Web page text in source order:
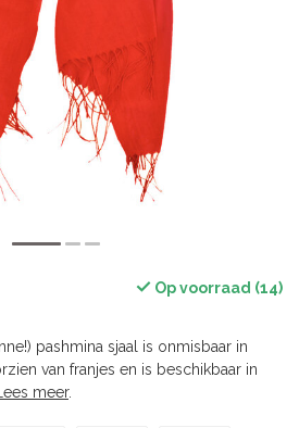
Op voorraad (14)
pashmina sjaal is onmisbaar in
van franjes en is beschikbaar in
Lees meer.